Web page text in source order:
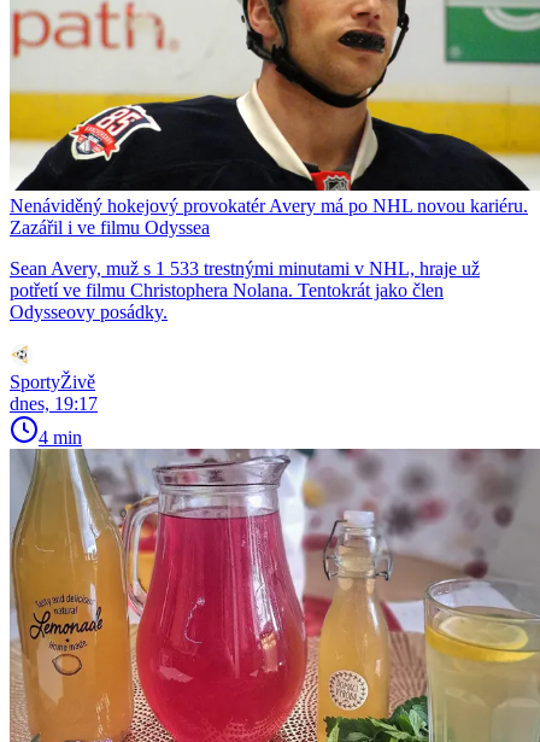
Nenáviděný hokejový provokatér Avery má po NHL novou kariéru.
Zazářil i ve filmu Odyssea
Sean Avery, muž s 1 533 trestnými minutami v NHL, hraje už
potřetí ve filmu Christophera Nolana. Tentokrát jako člen
Odysseovy posádky.
SportyŽivě
dnes, 19:17
4 min